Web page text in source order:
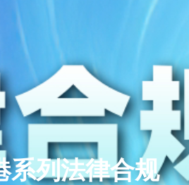
系列法律合规